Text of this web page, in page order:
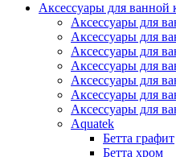
Аксессуары для ванной
Аксессуары для
Аксессуары для
Аксессуары для
Аксессуары для
Аксессуары для
Аксессуары для
Аксессуары для
Aquatek
Бетта графит
Бетта хром